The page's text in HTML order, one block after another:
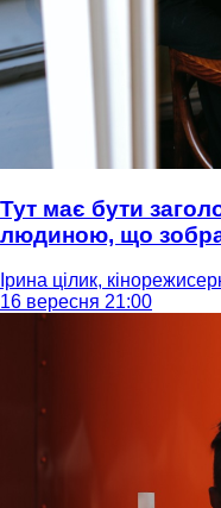
Тут має бути
людиною, що
Ірина цілик,
16 вересня 21:00